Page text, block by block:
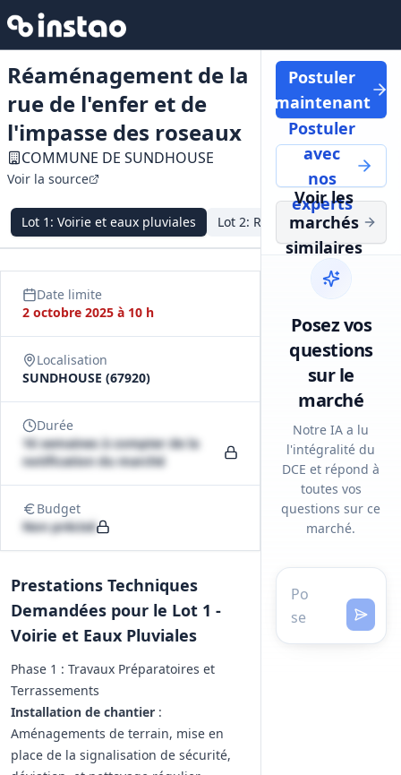
Réaménagement de la
rue de l'enfer et de
l'impasse des roseaux
COMMUNE DE SUNDHOUSE
Voir la source
Lot 1 : Voirie et eaux pluviales Lot 2: Réseaux secs
Date limite
2 octobre 2025 à 10 h
Localisation
SUNDHOUSE (67920)
Durée
16 semaines à compter de la
notification du marché
Budget
Non précisé
Prestations Techniques
Demandées pour le Lot 1 -
Voirie et Eaux Pluviales
Phase 1 : Travaux Préparatoires et
Terrassements
Installation de chantier :
Aménagements de terrain, mise en
place de la signalisation de sécurité,
Postuler
maintenant
Postuler
avec
nos
experts
Voir les
marchés
similaires
Posez vos
questions
sur le
marché
Notre IA a lu
l'intégralité du
DCE et répond à
toutes vos
questions sur ce
marché.